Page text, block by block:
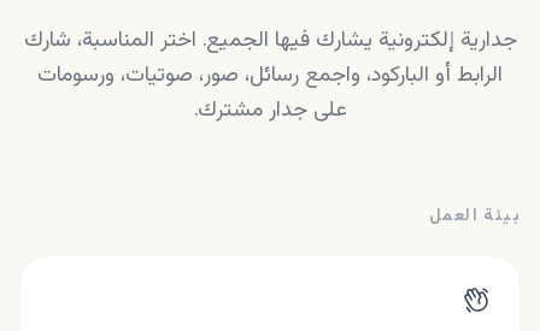
جدارية إلكترونية يشارك فيها الجميع. اختر المناسبة، شارك
الرابط أو الباركود، واجمع رسائل، صور، صوتيات، ورسومات
على جدار مشترك.
بيئة العمل